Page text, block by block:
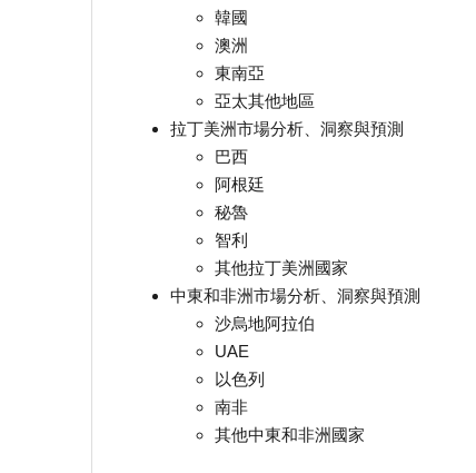
韓國
澳洲
東南亞
亞太其他地區
拉丁美洲市場分析、洞察與預測
巴西
阿根廷
秘魯
智利
其他拉丁美洲國家
中東和非洲市場分析、洞察與預測
沙烏地阿拉伯
UAE
以色列
南非
其他中東和非洲國家